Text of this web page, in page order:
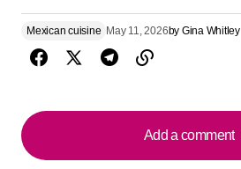
Mexican cuisine May 11, 2026by Gina Whitley
Add a comment
Add a comment